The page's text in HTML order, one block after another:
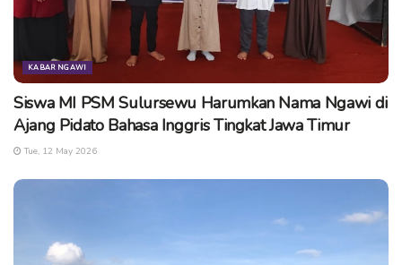
peringatan harganasa 2018 ngawi
taman candi
KABAR NGAWI
Siswa MI PSM Sulursewu Harumkan Nama Ngawi di
Ajang Pidato Bahasa Inggris Tingkat Jawa Timur
Tue, 12 May 2026